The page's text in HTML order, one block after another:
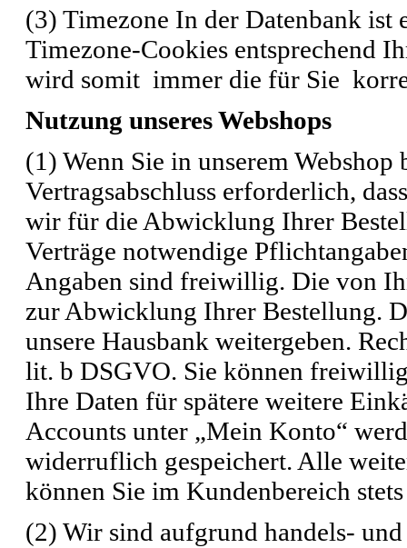
(3) Timezone In der Datenbank ist
Timezone-Cookies entsprechend
wird somit immer die für Sie
Nutzung unseres Webshops
(1) Wenn Sie in unserem
Vertragsabschluss erforderlich,
wir für die Abwicklung Ihrer
Verträge notwendige
Angaben sind freiwillig. Die von
zur Abwicklung Ihrer Bestellung.
unsere Hausbank weitergeben.
lit. b DSGVO. Sie können
Ihre Daten für spätere weitere
Accounts unter „Mein Konto“
widerruflich gespeichert. Alle
können Sie im Kundenbereich
(2) Wir sind aufgrund handels-